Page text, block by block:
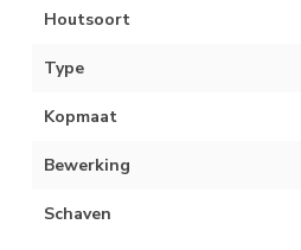
Houtsoort
Type
Kopmaat
Bewerking
Schaven